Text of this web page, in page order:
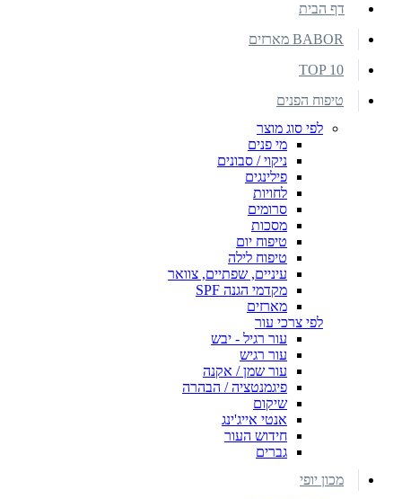
דף הבית
BABOR מארזים
TOP 10
טיפוח הפנים
לפי סוג מוצר
מי פנים
ניקוי / סבונים
פילינגים
לחויות
סרומים
מסכות
טיפוח יום
טיפוח לילה
עיניים, שפתיים, צוואר
מקדמי הגנה SPF
מארזים
לפי צרכי עור
עור רגיל - יבש
עור רגיש
עור שמן / אקנה
פיגמנטציה / הבהרה
שיקום
אנטי אייג'ינג
חידוש העור
גברים
מכון יופי